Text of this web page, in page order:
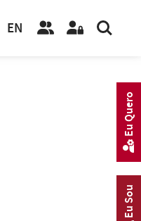
EN
Eu Sou
Eu Quero